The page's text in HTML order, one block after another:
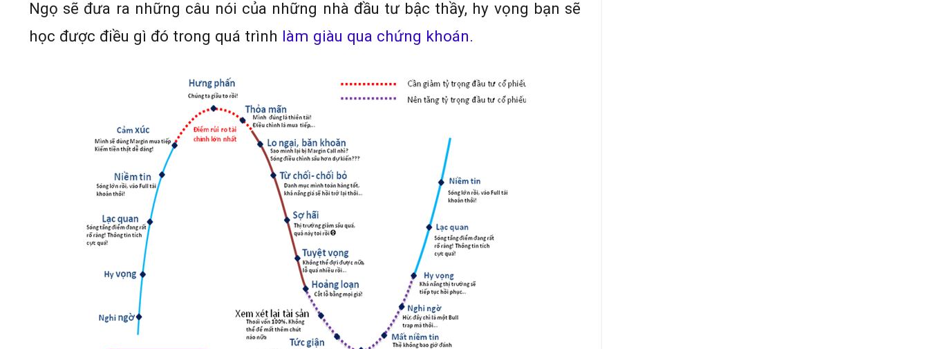
Ngọ sẽ đưa ra những câu nói của những nhà đầu tư bậc thầy, hy vọng bạn sẽ
học được điều gì đó trong quá trình làm giàu qua chứng khoán.